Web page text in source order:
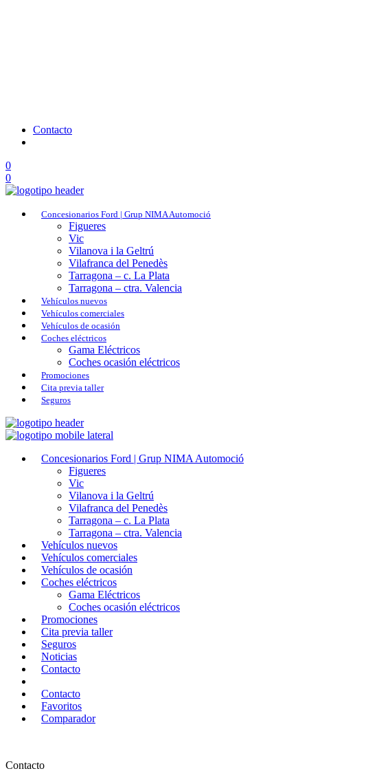
Contacto
0
0
Concesionarios Ford | Grup NIMA Automoció
Figueres
Vic
Vilanova i la Geltrú
Vilafranca del Penedès
Tarragona – c. La Plata
Tarragona – ctra. Valencia
Vehículos nuevos
Vehículos comerciales
Vehículos de ocasión
Coches eléctricos
Gama Eléctricos
Coches ocasión eléctricos
Promociones
Cita previa taller
Seguros
Concesionarios Ford | Grup NIMA Automoció
Figueres
Vic
Vilanova i la Geltrú
Vilafranca del Penedès
Tarragona – c. La Plata
Tarragona – ctra. Valencia
Vehículos nuevos
Vehículos comerciales
Vehículos de ocasión
Coches eléctricos
Gama Eléctricos
Coches ocasión eléctricos
Promociones
Cita previa taller
Seguros
Noticias
Contacto
Contacto
Favoritos
Comparador
Contacto